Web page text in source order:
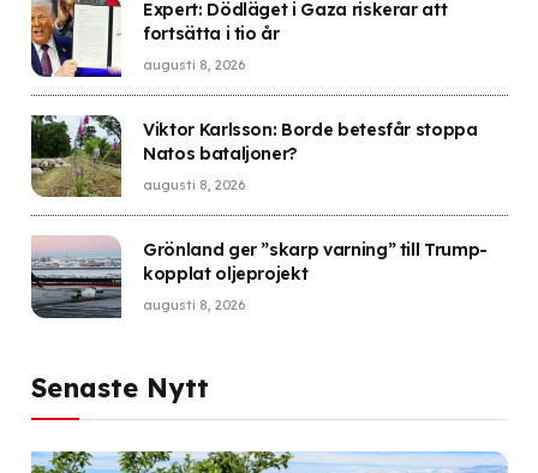
Expert: Dödläget i Gaza riskerar att
fortsätta i tio år
augusti 8, 2026
Viktor Karlsson: Borde betesfår stoppa
Natos bataljoner?
augusti 8, 2026
Grönland ger ”skarp varning” till Trump-
kopplat oljeprojekt
augusti 8, 2026
Senaste Nytt